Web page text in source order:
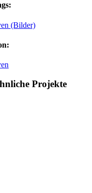
(Bilder)
Projekte